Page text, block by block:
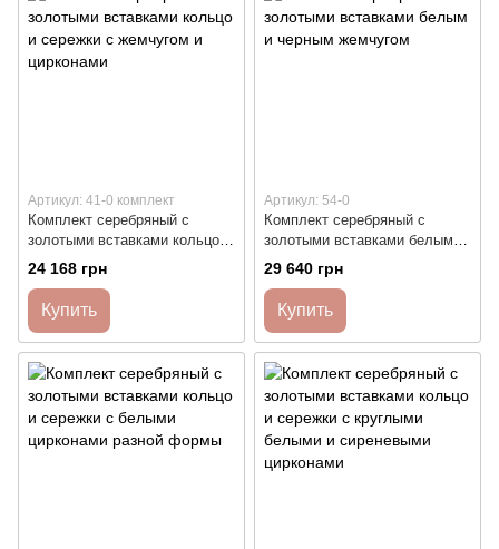
Артикул: 41-0 комплект
Комплект серебряный с
золотыми вставками кольцо и
сережки с жемчугом и
цирконами
24 168 грн
Купить
Артикул: 54-0
Комплект серебряный с
золотыми вставками белым и
черным жемчугом
29 640 грн
Купить